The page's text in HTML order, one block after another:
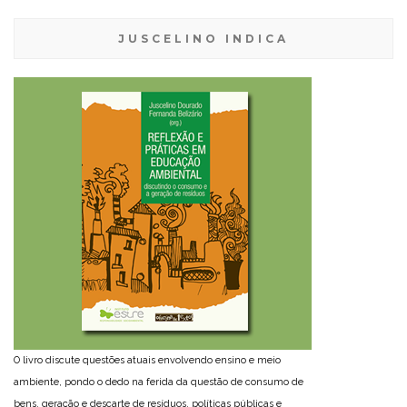
JUSCELINO INDICA
O livro discute questões atuais envolvendo ensino e meio
ambiente, pondo o dedo na ferida da questão de consumo de
bens, geração e descarte de resíduos, políticas públicas e